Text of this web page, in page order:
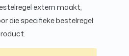
extern maakt,
die specifieke bestelregel